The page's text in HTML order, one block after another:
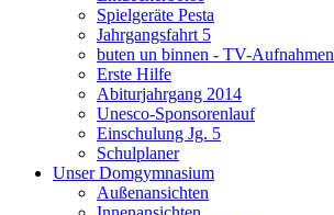
Spielgeräte Pesta
Jahrgangsfahrt 5
buten un binnen - TV-Aufnahmen
Erste Hilfe
Abiturjahrgang 2014
Unesco-Sponsorenlauf
Einschulung Jg. 5
Schulplaner
Unser Domgymnasium
Außenansichten